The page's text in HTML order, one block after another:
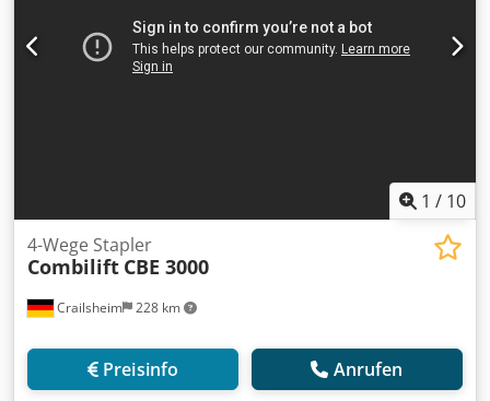
1 / 10
Crailsheim 228 km
4-Wege Stapler
Combilift CBE 3000
Preisinfo Anrufen